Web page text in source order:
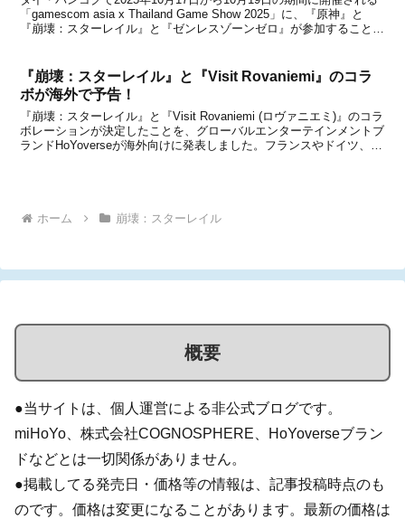
「gamescom asia x Thailand Game Show 2025」に、『原神』と
『崩壊：スターレイル』と『ゼンレスゾーンゼロ』が参加することが
『崩壊：スターレイル』と『Visit Rovaniemi』のコラ
ボが海外で予告！
『崩壊：スターレイル』と『Visit Rovaniemi (ロヴァニエミ)』のコラ
ボレーションが決定したことを、グローバルエンターテインメントブ
ランドHoYoverseが海外向けに発表しました。フランスやドイツ、ロ
ホーム 崩壊：スターレイル
概要
●当サイトは、個人運営による非公式ブログです。
miHoYo、株式会社COGNOSPHERE、HoYoverseブラン
ドなどとは一切関係がありません。
●掲載してる発売日・価格等の情報は、記事投稿時点のも
のです。価格は変更になることがあります。最新の価格は